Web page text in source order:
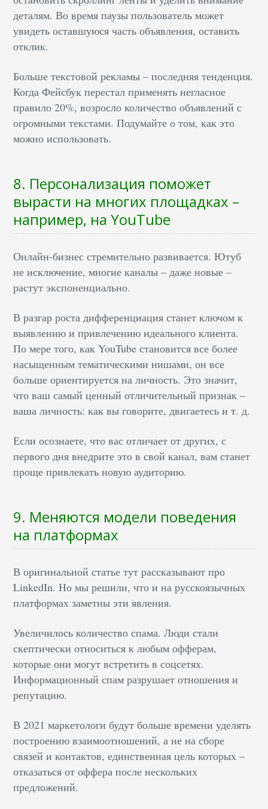
деталям. Во время паузы пользователь может
увидеть оставшуюся часть объявления, оставить
отклик.
Больше текстовой рекламы – последняя тенденция.
Когда Фейсбук перестал применять негласное
правило 20%, возросло количество объявлений с
огромными текстами. Подумайте о том, как это
можно использовать.
8. Персонализация поможет
вырасти на многих площадках –
например, на YouTube
Онлайн-бизнес стремительно развивается. Ютуб
не исключение, многие каналы – даже новые –
растут экспоненциально.
В разгар роста дифференциация станет ключом к
выявлению и привлечению идеального клиента.
По мере того, как YouTube становится все более
насыщенным тематическими нишами, он все
больше ориентируется на личность. Это значит,
что ваш самый ценный отличительный признак –
ваша личность: как вы говорите, двигаетесь и т. д.
Если осознаете, что вас отличает от других, с
первого дня внедрите это в свой канал, вам станет
проще привлекать новую аудиторию.
9. Меняются модели поведения
на платформах
В оригинальной статье тут рассказывают про
LinkedIn. Но мы решили, что и на русскоязычных
платформах заметны эти явления.
Увеличилось количество спама. Люди стали
скептически относиться к любым офферам,
которые они могут встретить в соцсетях.
Информационный спам разрушает отношения и
репутацию.
В 2021 маркетологи будут больше времени уделять
построению взаимоотношений, а не на сборе
связей и контактов, единственная цель которых –
отказаться от оффера после нескольких
предложений.